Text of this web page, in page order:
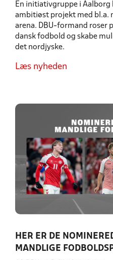
En initiativgruppe i
ambitiøst projekt med bl.a.
arena. DBU-formand roser
dansk fodbold og skabe
det nordjyske.
Læs nyheden
HER ER DE
MANDLIGE